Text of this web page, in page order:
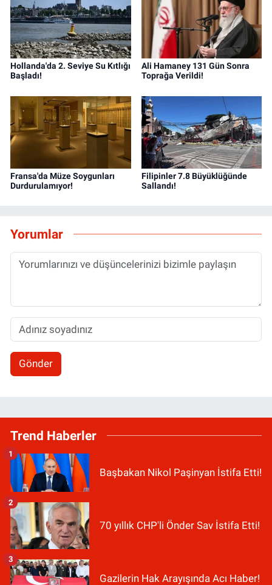
Hollanda'da 2. Seviye Su Kıtlığı
Başladı!
Ali Hamaney 131 Gün Sonra
Toprağa Verildi!
Fransa'da Müze Soygunları
Durdurulamıyor!
Filipinler 7.8 Büyüklüğünde
Sallandı!
Yorumlar
Gönder
Trend Haberler
Başbakan Nikol Paşinyan İstifa Etti!
1
70 yıllık CHP'li Önder Sav İstifa Etti!
2
Gazilerin Hak Arayışında Acı Haber!
3